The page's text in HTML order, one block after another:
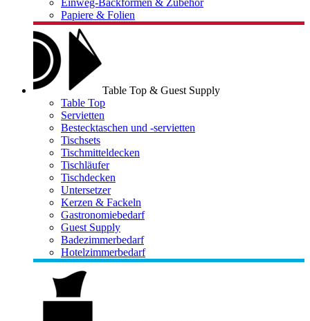
Einweg-Backformen & Zubehör
Papiere & Folien
Table Top & Guest Supply
Table Top
Servietten
Bestecktaschen und -servietten
Tischsets
Tischmitteldecken
Tischläufer
Tischdecken
Untersetzer
Kerzen & Fackeln
Gastronomiebedarf
Guest Supply
Badezimmerbedarf
Hotelzimmerbedarf